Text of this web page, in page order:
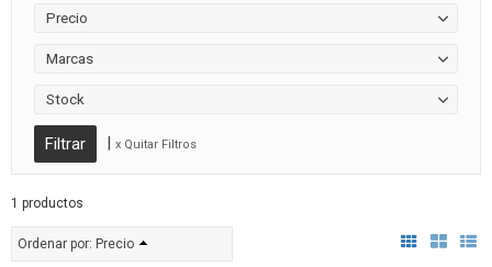
Precio
Marcas
Stock
| x Quitar Filtros
1 productos
Ordenar por: Precio